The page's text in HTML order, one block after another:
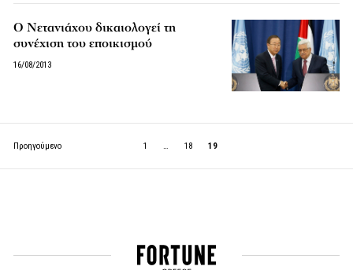
Ο Νετανιάχου δικαιολογεί τη
συνέχιση του εποικισμού
16/08/2013
Προηγούμενο 1 … 18 19